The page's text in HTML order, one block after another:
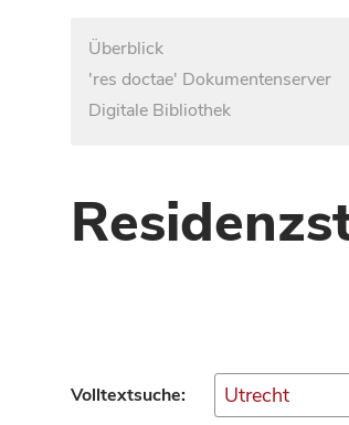
Überblick
'res doctae' Dokumentenserver
Digitale Bibliothek
Volltextsuche: